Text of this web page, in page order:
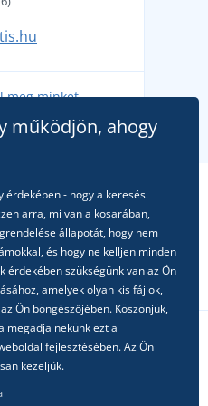
kezdődik - készüljön
meg minket
hálózatokon
működjön, ahogy
érdekében - hogy a keresés
arra, mi van a kosarában,
állapotát, hogy nem
és hogy ne kelljen minden
érdekében szükségünk van az Ön
, amelyek olyan kis fájlok,
Ön böngészőjében. Köszönjük,
megadja nekünk ezt a
fejlesztésében. Az Ön
kezeljük.